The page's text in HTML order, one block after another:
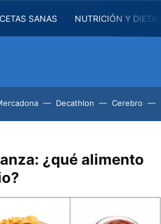
SANAS NUTRICIÓN Y
Decathlon Cerebro
¿qué alimento